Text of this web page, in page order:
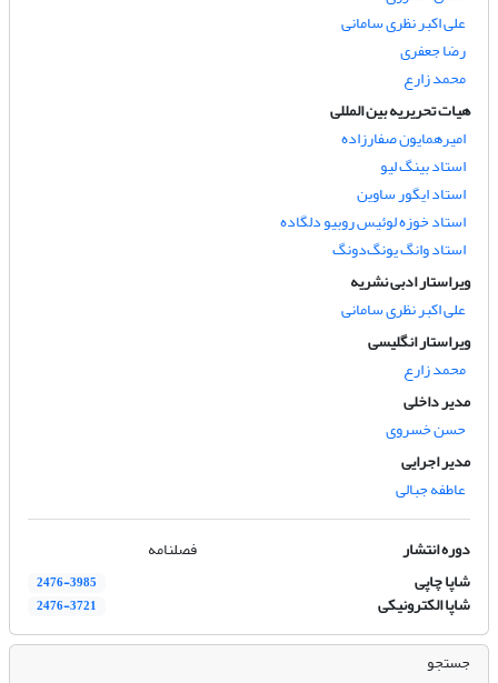
علی اکبر نظری سامانی
رضا جعفری
محمد زارع
هیات تحریریه بین المللی
امیرهمایون صفارزاده
استاد بینگ لیو
استاد ایگور ساوین
استاد خوزه لوئیس روبیو دلگاده
استاد وانگ یونگ‌دونگ
ویراستار ادبی نشریه
علی اکبر نظری سامانی
ویراستار انگلیسی
محمد زارع
مدیر داخلی
حسن خسروی
مدیر اجرایی
عاطفه جبالی
دوره انتشار
فصلنامه
شاپا چاپی
2476-3985
شاپا الکترونیکی 2476-3721
جستجو